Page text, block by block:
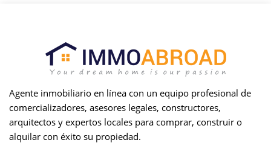
Agente inmobiliario en línea con un equipo profesional de
comercializadores, asesores legales, constructores,
arquitectos y expertos locales para comprar, construir o
alquilar con éxito su propiedad.